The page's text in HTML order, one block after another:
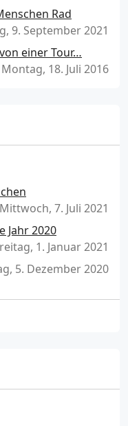
Rad
9. September 2021
einer Tour…
Montag, 18. Juli 2016
Mittwoch, 7. Juli 2021
Jahr 2020
1. Januar 2021
5. Dezember 2020